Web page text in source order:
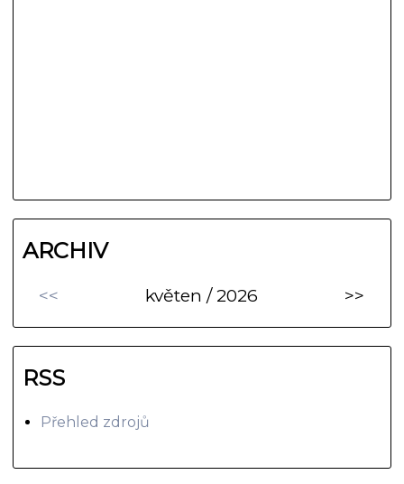
ARCHIV
<< květen / 2026 >>
RSS
Přehled zdrojů